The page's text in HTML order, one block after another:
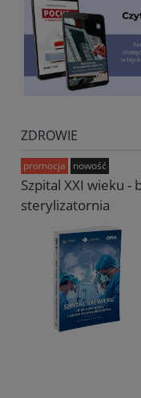
ZDROWIE
Szpital XXI wieku -
sterylizatornia
promocja nowość